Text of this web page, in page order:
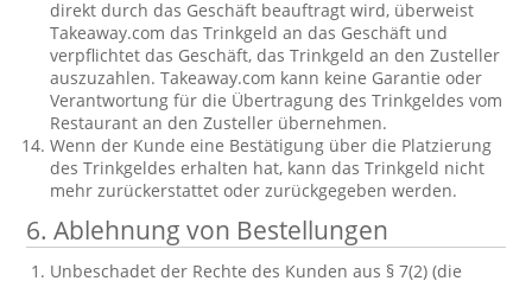
direkt durch das Geschäft beauftragt wird, überweist
Takeaway.com das Trinkgeld an das Geschäft und
verpflichtet das Geschäft, das Trinkgeld an den Zusteller
auszuzahlen. Takeaway.com kann keine Garantie oder
Verantwortung für die Übertragung des Trinkgeldes vom
Restaurant an den Zusteller übernehmen.
Wenn der Kunde eine Bestätigung über die Platzierung
des Trinkgeldes erhalten hat, kann das Trinkgeld nicht
mehr zurückerstattet oder zurückgegeben werden.
6. Ablehnung von Bestellungen
Unbeschadet der Rechte des Kunden aus § 7(2) (die